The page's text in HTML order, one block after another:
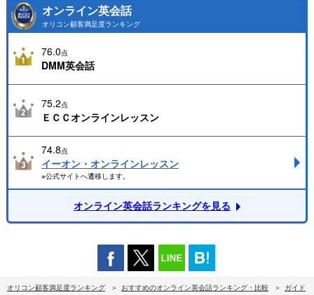
オンライン英会話
オリコン顧客満足度ランキング
76.0点
DMM英会話
75.2点
ＥＣＣオンラインレッスン
74.8点
イーオン・オンラインレッスン
※公式サイトへ遷移します。
オンライン英会話ランキングを見る
オリコン顧客満足度ランキング おすすめのオンライン英会話ランキング・比較
ガイド